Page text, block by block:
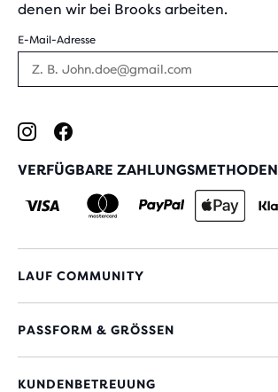
denen wir bei Brooks arbeiten.
E-Mail-Adresse
VERFÜGBARE ZAHLUNGSMETHODEN
LAUF COMMUNITY
PASSFORM & GRÖSSEN
KUNDENBETREUUNG